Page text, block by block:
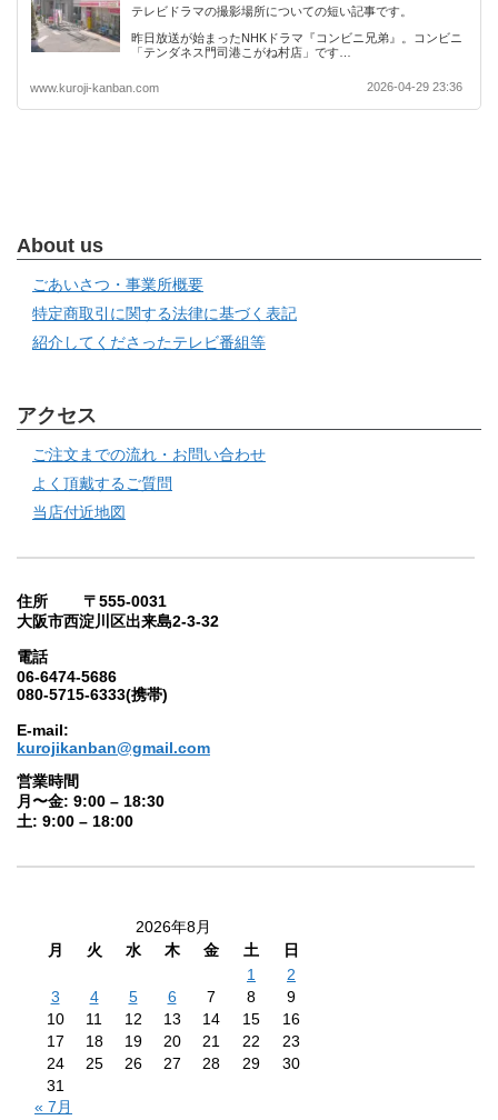
テレビドラマの撮影場所についての短い記事です。
昨日放送が始まったNHKドラマ『コンビニ兄弟』。コンビニ
「テンダネス門司港こがね村店」です…
www.kuroji-kanban.com 2026-04-29 23:36
About us
ごあいさつ・事業所概要
特定商取引に関する法律に基づく表記
紹介してくださったテレビ番組等
アクセス
ご注文までの流れ・お問い合わせ
よく頂戴するご質問
当店付近地図
住所 〒555-0031
大阪市西淀川区出来島2-3-32
電話
06-6474-5686
080-5715-6333(携帯)
E-mail:
kurojikanban@gmail.com
営業時間
月〜金: 9:00 – 18:30
土: 9:00 – 18:00
2026年8月
月
火 水 木 金 土
日
1
2
3
4 5 6 7 8
9
10
11 12 13 14 15
16
17
18 19 20 21 22
23
24
25 26 27 28 29
30
31
« 7月